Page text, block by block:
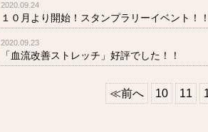
2020.09.24
１０月より開始！スタンプラリーイベント！
2020.09.23
「血流改善ストレッチ」好評でした！！
≪前へ 10 11